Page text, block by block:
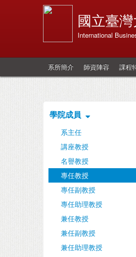
國立臺
International
系所簡介 師資陣容 課程
學院成員
系主任
講座教授
名譽教授
專任教授
專任副教授
專任助理教授
兼任教授
兼任副教授
兼任助理教授